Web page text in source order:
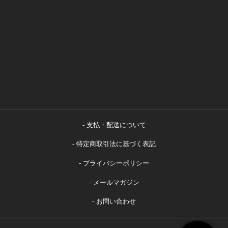
支払・配送について
特定商取引法に基づく表記
プライバシーポリシー
メールマガジン
お問い合わせ